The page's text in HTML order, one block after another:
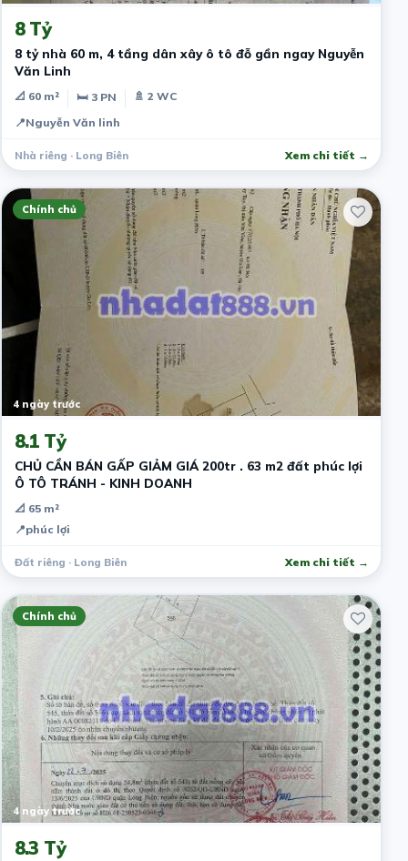
8 Tỷ
8 tỷ nhà 60 m, 4 tầng dân xây ô tô đỗ gần ngay Nguyễn
Văn Linh
📐 60 m² 🛏 3 PN
🚿 2 WC
📍Nguyễn Văn linh
Nhà riêng · Long Biên Xem chi tiết →
Chính chủ
4 ngày trước
8.1 Tỷ
CHỦ CẦN BÁN GẤP GIẢM GIÁ 200tr . 63 m2 đất phúc lợi
Ô TÔ TRÁNH - KINH DOANH
📐 65 m²
📍phúc lợi
Đất riêng · Long Biên Xem chi tiết →
Chính chủ
4 ngày trước
8.3 Tỷ